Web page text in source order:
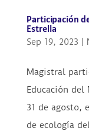
Participación
Estrella
Sep 19, 2023
Magistral
Educación
31 de agosto,
de ecología